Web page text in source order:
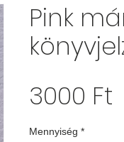
Pink
3000 Ft
Mennyiség *